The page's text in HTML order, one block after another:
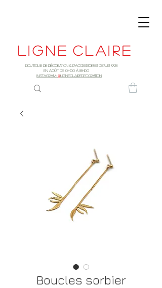
Ligne claire
Boutique de décoration & d'accessoires depuis 1998
EN AOûT DE 10h00 à 18H00
INSTAGRAM: @LIGNECLAIREDECORATION
Boucles sorbier